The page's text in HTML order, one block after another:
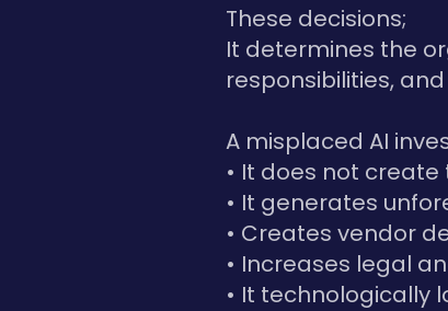
These decisions;
It determines the
responsibilities,
A misplaced AI
• It does not
• It generates
• Creates vendor
• Increases legal
• It technologically